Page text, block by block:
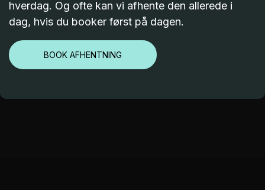
hverdag. Og ofte kan vi afhente den allerede i
dag, hvis du booker først på dagen.
BOOK AFHENTNING